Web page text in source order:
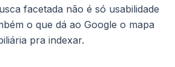
facetada não é só usabilidade
o que dá ao Google o mapa
pra indexar.